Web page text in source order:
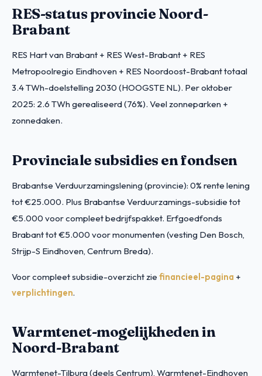
RES-status provincie Noord-
Brabant
RES Hart van Brabant + RES West-Brabant + RES
Metropoolregio Eindhoven + RES Noordoost-Brabant totaal
3.4 TWh-doelstelling 2030 (HOOGSTE NL). Per oktober
2025: 2.6 TWh gerealiseerd (76%). Veel zonneparken +
zonnedaken.
Provinciale subsidies en fondsen
Brabantse Verduurzamingslening (provincie): 0% rente lening
tot €25.000. Plus Brabantse Verduurzamings-subsidie tot
€5.000 voor compleet bedrijfspakket. Erfgoedfonds
Brabant tot €5.000 voor monumenten (vesting Den Bosch,
Strijp-S Eindhoven, Centrum Breda).
Voor compleet subsidie-overzicht zie financieel-pagina +
verplichtingen.
Warmtenet-mogelijkheden in
Noord-Brabant
Warmtenet-Tilburg (deels Centrum), Warmtenet-Eindhoven